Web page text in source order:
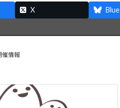
X
催情報